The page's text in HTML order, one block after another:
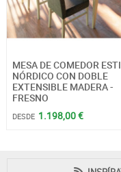
MESA DE COMEDOR
NÓRDICO CON DOBLE
EXTENSIBLE MADERA -
FRESNO
DESDE 1.198,00 €